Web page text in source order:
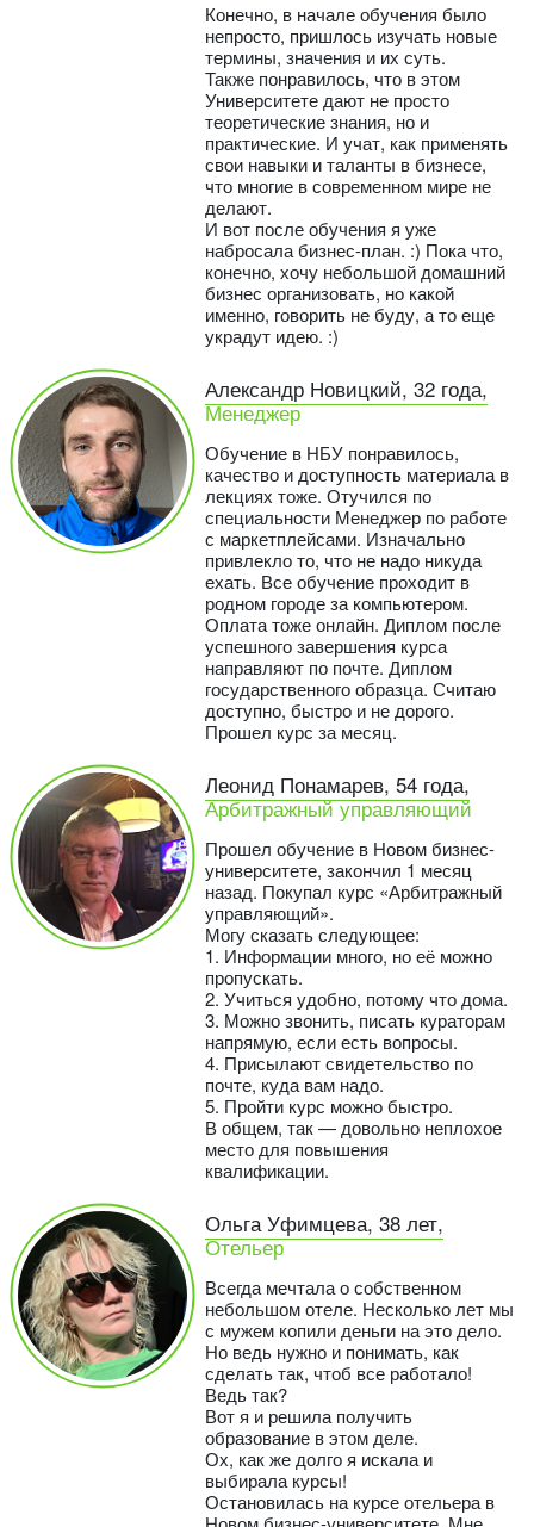
Конечно, в начале обучения было
непросто, пришлось изучать новые
термины, значения и их суть.
Также понравилось, что в этом
Университете дают не просто
теоретические знания, но и
практические. И учат, как применять
свои навыки и таланты в бизнесе,
что многие в современном мире не
делают.
И вот после обучения я уже
набросала бизнес-план. :) Пока что,
конечно, хочу небольшой домашний
бизнес организовать, но какой
именно, говорить не буду, а то еще
украдут идею. :)
Александр Новицкий, 32 года,
Менеджер
Обучение в НБУ понравилось,
качество и доступность материала в
лекциях тоже. Отучился по
специальности Менеджер по работе
с маркетплейсами. Изначально
привлекло то, что не надо никуда
ехать. Все обучение проходит в
родном городе за компьютером.
Оплата тоже онлайн. Диплом после
успешного завершения курса
направляют по почте. Диплом
государственного образца. Считаю
доступно, быстро и не дорого.
Прошел курс за месяц.
Леонид Понамарев, 54 года,
Арбитражный управляющий
Прошел обучение в Новом бизнес-
университете, закончил 1 месяц
назад. Покупал курс «Арбитражный
управляющий».
Могу сказать следующее:
1. Информации много, но её можно
пропускать.
2. Учиться удобно, потому что дома.
3. Можно звонить, писать кураторам
напрямую, если есть вопросы.
4. Присылают свидетельство по
почте, куда вам надо.
5. Пройти курс можно быстро.
В общем, так — довольно неплохое
место для повышения
квалификации.
Ольга Уфимцева, 38 лет,
Отельер
Всегда мечтала о собственном
небольшом отеле. Несколько лет мы
с мужем копили деньги на это дело.
Но ведь нужно и понимать, как
сделать так, чтоб все работало!
Ведь так?
Вот я и решила получить
образование в этом деле.
Ох, как же долго я искала и
выбирала курсы!
Остановилась на курсе отельера в